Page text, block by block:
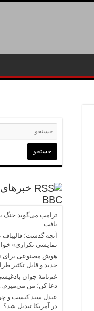
BBC
ترامپ می‌گوید جنگ
یافت
آنچه گذشت؛
نمایشی تکراری»
هوش مصنوعی برای
جدید و قابل تکثیر
غم‌نامهٔ جوان بادغیسی
دعا کن؛ من
عبدل سید کیست و
در آمریکا تبدیل شد؟